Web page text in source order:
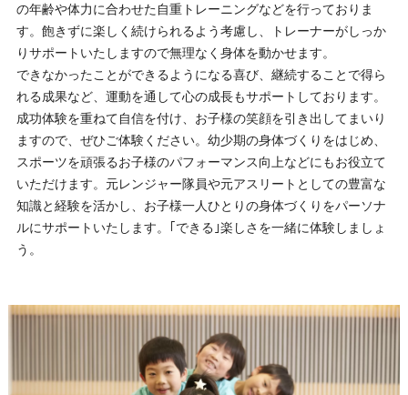
の年齢や体力に合わせた自重トレーニングなどを行っておりま
す。飽きずに楽しく続けられるよう考慮し、トレーナーがしっか
りサポートいたしますので無理なく身体を動かせます。
できなかったことができるようになる喜び、継続することで得ら
れる成果など、運動を通して心の成長もサポートしております。
成功体験を重ねて自信を付け、お子様の笑顔を引き出してまいり
ますので、ぜひご体験ください。幼少期の身体づくりをはじめ、
スポーツを頑張るお子様のパフォーマンス向上などにもお役立て
いただけます。元レンジャー隊員や元アスリートとしての豊富な
知識と経験を活かし、お子様一人ひとりの身体づくりをパーソナ
ルにサポートいたします。｢できる｣楽しさを一緒に体験しましょ
う。